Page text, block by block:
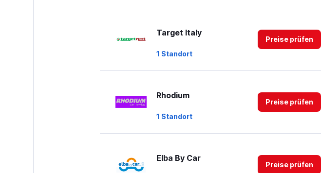
Target Italy
1 Standort
Preise prüfen
Rhodium
1 Standort
Preise prüfen
Elba By Car
Preise prüfen